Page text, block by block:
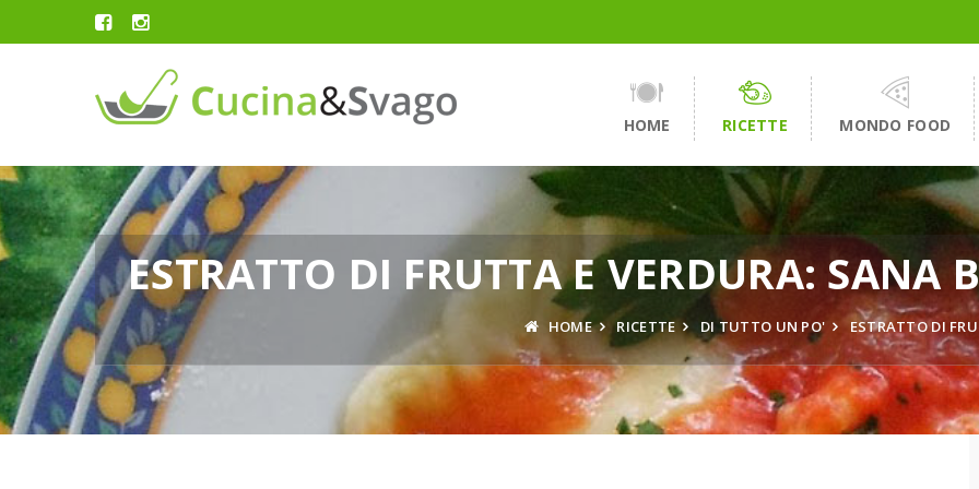
HOME RICETTE MONDO FOOD
ESTRATTO DI FRUTTA E VERDURA: SANA
HOME RICETTE DI TUTTO UN PO' ESTRATTO DI